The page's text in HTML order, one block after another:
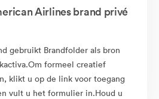
Airlines brand privé
gebruikt Brandfolder als bron
formeel creatief
klikt u op de link voor toegang
vult u het formulier in.Houd u